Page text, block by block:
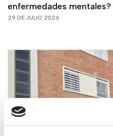
enfermedades mentales?
29 DE JULIO 2026